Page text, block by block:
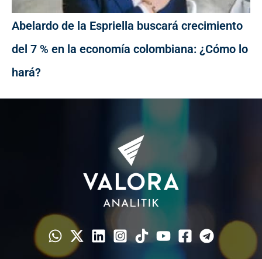
Abelardo de la Espriella buscará crecimiento
del 7 % en la economía colombiana: ¿Cómo lo
hará?